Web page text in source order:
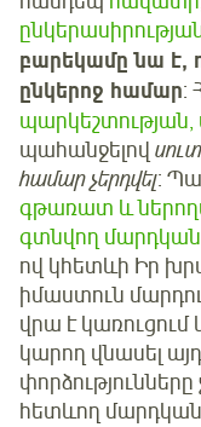
բարեկամը նա է,
ընկերոջ համար:
պարկեշտության,
պահանջելով
համար չերդվել:
գթառատ և
գտնվող
ով կհետևի Իր
իմաստուն
վրա է կառուցում
կարող վնասել
հետևող